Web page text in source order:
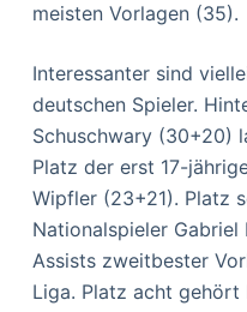
meisten Vorlagen (35).
Interessanter sind
deutschen Spieler.
Schuschwary (30+20)
Platz der erst 17-
Wipfler (23+21). Platz
Nationalspieler
Assists zweitbester
Liga. Platz acht gehört